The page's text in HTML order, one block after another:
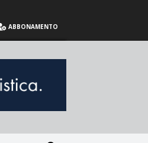
ABBONAMENTO